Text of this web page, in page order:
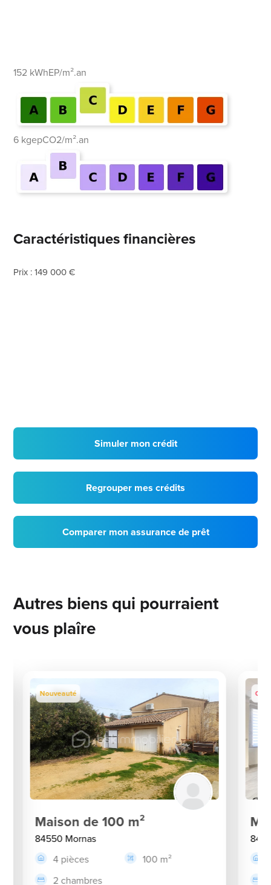
152 kWhEP/m².an
6 kgepCO2/m².an
Caractéristiques financières
Prix : 149 000 €
Simuler mon crédit
Regrouper mes crédits
Comparer mon assurance de prêt
Autres biens qui pourraient
vous plaîre
Nouveauté
Maison de 100 m²
84550 Mornas
4 pièces
100 m²
2 chambres